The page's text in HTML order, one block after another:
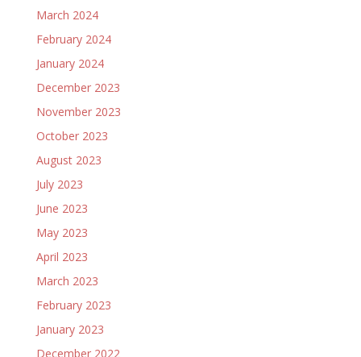
March 2024
February 2024
January 2024
December 2023
November 2023
October 2023
August 2023
July 2023
June 2023
May 2023
April 2023
March 2023
February 2023
January 2023
December 2022